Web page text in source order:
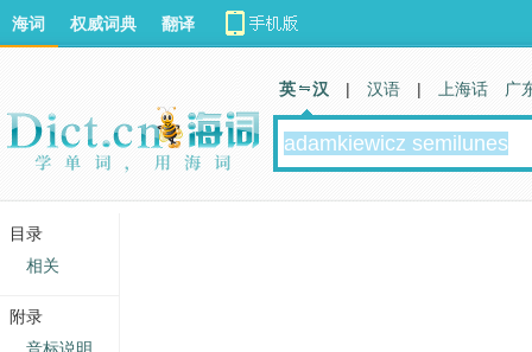
海词 权威词典 翻译
英 汉 | 汉语 | 上海话 广
目录
相关
附录